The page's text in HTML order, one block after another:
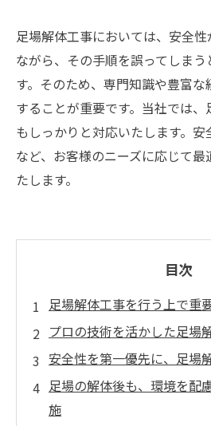
足場解体工事においては、安全
ながら、その手順を誤ってしま
す。そのため、専門知識や豊富
することが重要です。当社では
もしっかりと対応いたします。
など、お客様のニーズに応じて
たします。
目次
足場解体工事を行う上で重
プロの技術を活かした足場
安全性を第一優先に、足場
足場の解体後も、環境を配
施